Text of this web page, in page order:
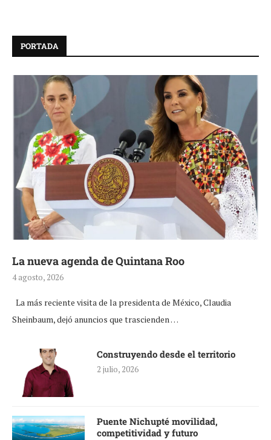
PORTADA
La nueva agenda de Quintana Roo
4 agosto, 2026
La más reciente visita de la presidenta de México, Claudia
Sheinbaum, dejó anuncios que trascienden …
Construyendo desde el territorio
2 julio, 2026
Puente Nichupté movilidad,
competitividad y futuro